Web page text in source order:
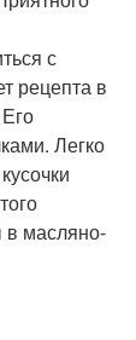
с
рецепта в
Легко
в масляно-